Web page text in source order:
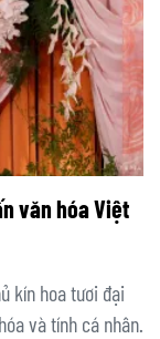
văn hóa Việt
kín hoa tươi đại
và tính cá nhân.